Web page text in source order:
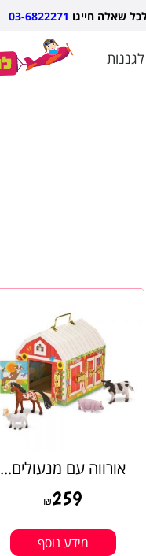
חייגו 03-6822271
לגננות
אורווה עם מנעולים...
₪259
מידע נוסף